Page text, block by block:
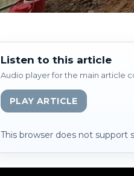
Listen to this article
Audio player for the main article
PLAY ARTICLE
This browser does not support